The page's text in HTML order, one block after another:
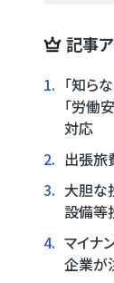
記事
1. 「知ら
「労働
対応
2. 出張旅
3. 大胆な
設備等
4. マイナ
企業が